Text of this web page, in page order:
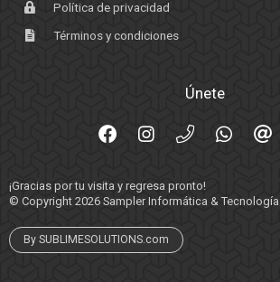
Política de privacidad
Términos y condiciones
Únete
¡Gracias por tu visita y regresa pronto!
© Copyright 2026 Sampler Informática & Tecnología
By SUBLIMESOLUTIONS.com